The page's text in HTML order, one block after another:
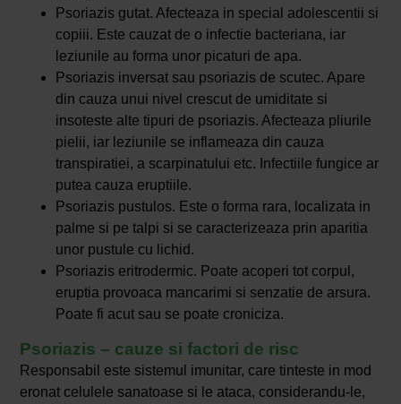
Psoriazis gutat. Afecteaza in special adolescentii si
copiii. Este cauzat de o infectie bacteriana, iar
leziunile au forma unor picaturi de apa.
Psoriazis inversat sau psoriazis de scutec. Apare
din cauza unui nivel crescut de umiditate si
insoteste alte tipuri de psoriazis. Afecteaza pliurile
pielii, iar leziunile se inflameaza din cauza
transpiratiei, a scarpinatului etc. Infectiile fungice ar
putea cauza eruptiile.
Psoriazis pustulos. Este o forma rara, localizata in
palme si pe talpi si se caracterizeaza prin aparitia
unor pustule cu lichid.
Psoriazis eritrodermic. Poate acoperi tot corpul,
eruptia provoaca mancarimi si senzatie de arsura.
Poate fi acut sau se poate croniciza.
Psoriazis – cauze si factori de risc
Responsabil este sistemul imunitar, care tinteste in mod
eronat celulele sanatoase si le ataca, considerandu-le,